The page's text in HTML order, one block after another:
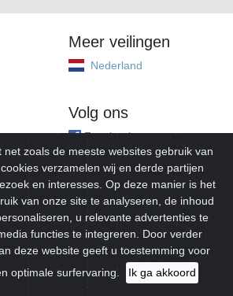
Meer veilingen
Nederland
Volg ons
Facebook
Alle rechten voorbehouden.
net zoals de meeste websites gebruik van
verzamelen wij en derde partijen
en interesses. Op deze manier is het
van onze site te analyseren, de inhoud
u relevante advertenties te
functies te integreren. Door verder
deze website geeft u toestemming voor
optimale surfervaring.
Ik ga akkoord